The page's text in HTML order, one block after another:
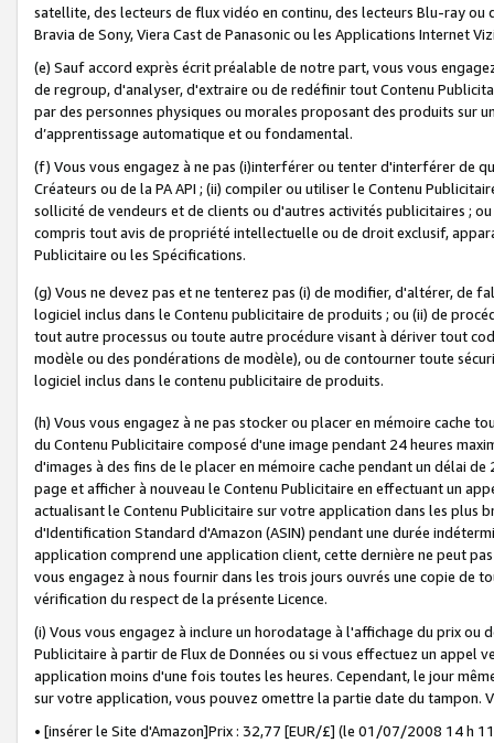
satellite, des lecteurs de flux vidéo en continu, des lecteurs Blu-ray
Bravia de Sony, Viera Cast de Panasonic ou les Applications Internet
(e) Sauf accord exprès écrit préalable de notre part, vous vous
de regroup, d'analyser, d'extraire ou de redéfinir tout Contenu
par des personnes physiques ou morales proposant des produits sur
d’apprentissage automatique et ou fondamental.
(f) Vous vous engagez à ne pas (i)interférer ou tenter d'interférer de
Créateurs ou de la PA API ; (ii) compiler ou utiliser le Contenu
sollicité de vendeurs et de clients ou d'autres activités publicitaires ;
compris tout avis de propriété intellectuelle ou de droit exclusif,
Publicitaire ou les Spécifications.
(g) Vous ne devez pas et ne tenterez pas (i) de modifier, d'altérer, de
logiciel inclus dans le Contenu publicitaire de produits ; ou (ii) de
tout autre processus ou toute autre procédure visant à dériver tout
modèle ou des pondérations de modèle), ou de contourner toute
logiciel inclus dans le contenu publicitaire de produits.
(h) Vous vous engagez à ne pas stocker ou placer en mémoire cache
du Contenu Publicitaire composé d'une image pendant 24 heures
d'images à des fins de le placer en mémoire cache pendant un délai
page et afficher à nouveau le Contenu Publicitaire en effectuant un
actualisant le Contenu Publicitaire sur votre application dans les plus
d'Identification Standard d'Amazon (ASIN) pendant une durée
application comprend une application client, cette dernière ne peut
vous engagez à nous fournir dans les trois jours ouvrés une copie de
vérification du respect de la présente Licence.
(i) Vous vous engagez à inclure un horodatage à l'affichage du prix
Publicitaire à partir de Flux de Données ou si vous effectuez un appel
application moins d'une fois toutes les heures. Cependant, le jour
sur votre application, vous pouvez omettre la partie date du tampon.
• [insérer le Site d'Amazon]Prix : 32,77 [EUR/£] (le 01/07/2008 14 h